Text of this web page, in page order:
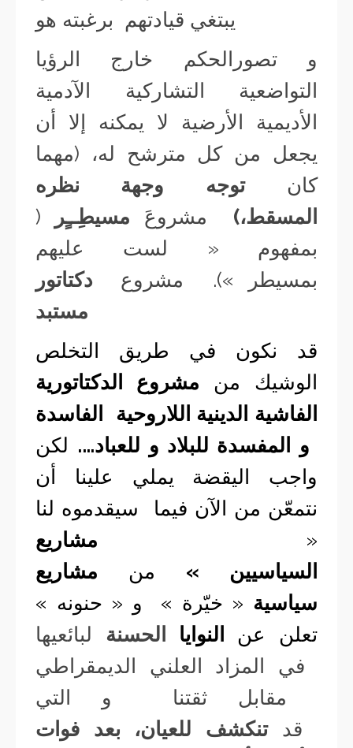
يبتغي قيادتهم برغبته هو
و تصورالحكم خارج الرؤيا
التواضعية التشاركية الآدمية
الأديمية الأرضية لا يمكنه إلا أن
يجعل من كل مترشح له، (مهما
كانتوجه وجهة نظره
المسقط،)
مشروعَ مسيطِــٍر
(
بمفهوم « لست عليهم
بمسيطر »). مشروع دكتاتور
مستبد
قد نكون في طريق التخلص
الوشيك من مشروع الدكتاتورية
الفاشية الدينية اللاروحية الفاسدة
و المفسدة للبلاد و للعباد…. لكن
واجب اليقضة يملي علينا أن
نتمعّن من الآن فيما سيقدموه لنا
« مشاريع
السياسيين » من مشاريع
سياسية « خيّرة » و « حنونه »
تعلن عن النوايا الحسنة لبائعيها
في المزاد العلني الديمقراطي
مقابل ثقتنا و التي
قدتنكشف للعيان، بعد فوات